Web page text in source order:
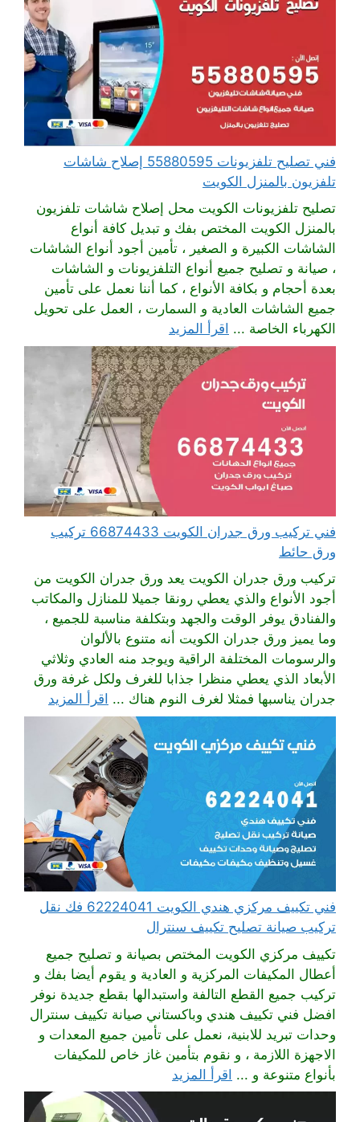
فني تصليح تلفزيونات 55880595 إصلاح شاشات
تلفزيون بالمنزل الكويت
تصليح تلفزيونات الكويت محل إصلاح شاشات تلفزيون
بالمنزل الكويت المختص بفك و تبديل كافة أنواع
الشاشات الكبيرة و الصغير ، تأمين أجود أنواع الشاشات
، صيانة و تصليح جميع أنواع التلفزيونات و الشاشات
بعدة أحجام و بكافة الأنواع ، كما أننا نعمل على تأمين
جميع الشاشات العادية و السمارت ، العمل على تحويل
الكهرباء الخاصة ... اقرأ المزيد
فني تركيب ورق جدران الكويت 66874433 تركيب
ورق حائط
تركيب ورق جدران الكويت يعد ورق جدران الكويت من
أجود الأنواع والذي يعطي رونقا جميلا للمنازل والمكاتب
والفنادق يوفر الوقت والجهد وبتكلفة مناسبة للجميع ،
وما يميز ورق جدران الكويت أنه متنوع بالألوان
والرسومات المختلفة الراقية ويوجد منه العادي وثلاثي
الأبعاد الذي يعطي منظرا جذابا للغرف ولكل غرفة ورق
جدران يناسبها فمثلا لغرف النوم هناك ... اقرأ المزيد
فني تكييف مركزي هندي الكويت 62224041 فك نقل
تركيب صيانة تصليح تكييف سنترال
تكييف مركزي الكويت المختص بصيانة و تصليح جميع
أعطال المكيفات المركزية و العادية و يقوم أيضا بفك و
تركيب جميع القطع التالفة واستبدالها بقطع جديدة نوفر
افضل فني تكييف هندي وباكستاني صيانة تكييف سنترال
وحدات تبريد للابنية، نعمل على تأمين جميع المعدات و
الاجهزة اللازمة ، و نقوم بتأمين غاز خاص للمكيفات
بأنواع متنوعة و ... اقرأ المزيد